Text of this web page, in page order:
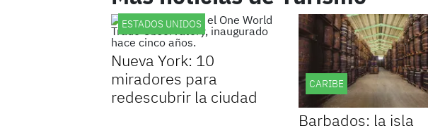
ESTADOS UNIDOS
Nueva York: 10
miradores para
redescubrir la ciudad
CARIBE
Barbados: la isla